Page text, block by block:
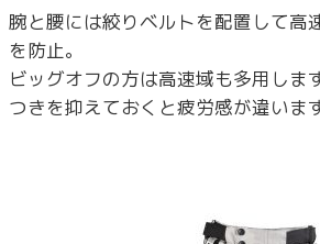
腕と腰には絞りベルトを配置して高
を防止。
ビッグオフの方は高速域も多用しま
つきを抑えておくと疲労感が違いま